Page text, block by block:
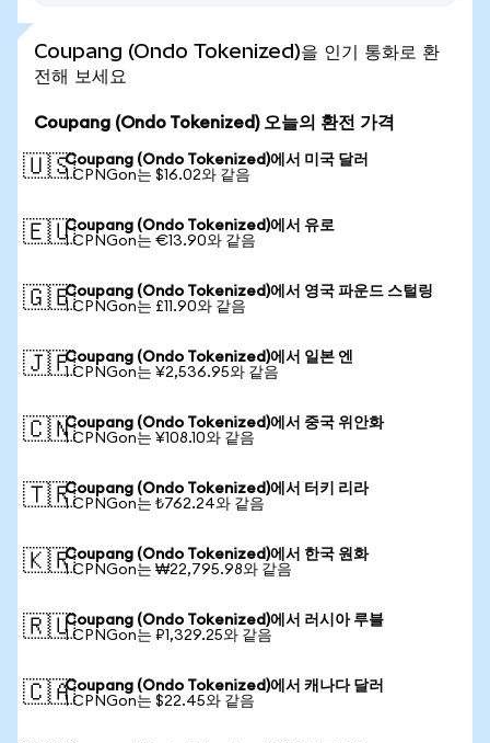
Coupang (Ondo Tokenized)을 인기 통화로 환
전해 보세요
Coupang (Ondo Tokenized) 오늘의 환전 가격
🇺🇸Coupang (Ondo Tokenized)에서 미국 달러
1 CPNGon는 $16.02와 같음
🇪🇺Coupang (Ondo Tokenized)에서 유로
1 CPNGon는 €13.90와 같음
🇬🇧Coupang (Ondo Tokenized)에서 영국 파운드 스털링
1 CPNGon는 £11.90와 같음
🇯🇵Coupang (Ondo Tokenized)에서 일본 엔
1 CPNGon는 ¥2,536.95와 같음
🇨🇳Coupang (Ondo Tokenized)에서 중국 위안화
1 CPNGon는 ¥108.10와 같음
🇹🇷Coupang (Ondo Tokenized)에서 터키 리라
1 CPNGon는 ₺762.24와 같음
🇰🇷Coupang (Ondo Tokenized)에서 한국 원화
1 CPNGon는 ₩22,795.98와 같음
🇷🇺Coupang (Ondo Tokenized)에서 러시아 루블
1 CPNGon는 ₽1,329.25와 같음
🇨🇦Coupang (Ondo Tokenized)에서 캐나다 달러
1 CPNGon는 $22.45와 같음